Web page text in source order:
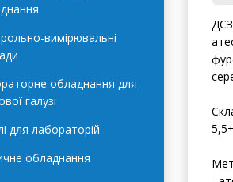
вимірювальні
обладнання для
галузі
для лабораторій
обладнання